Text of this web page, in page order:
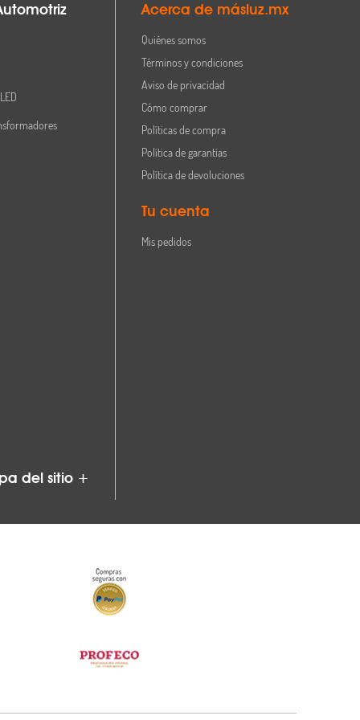
del sitio +
Acerca de másluz.mx
Quiénes somos
Términos y condiciones
Aviso de privacidad
Cómo comprar
Políticas de compra
Política de garantías
Política de devoluciones
Tu cuenta
Mis pedidos